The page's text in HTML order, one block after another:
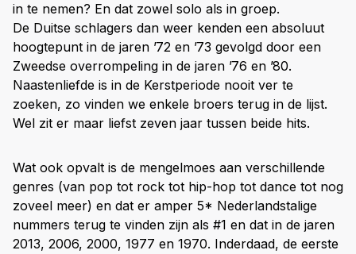
in te nemen? En dat zowel solo als in groep.
De Duitse schlagers dan weer kenden een absoluut
hoogtepunt in de jaren ’72 en ’73 gevolgd door een
Zweedse overrompeling in de jaren ’76 en ’80.
Naastenliefde is in de Kerstperiode nooit ver te
zoeken, zo vinden we enkele broers terug in de lijst.
Wel zit er maar liefst zeven jaar tussen beide hits.
Wat ook opvalt is de mengelmoes aan verschillende
genres (van pop tot rock tot hip-hop tot dance tot nog
zoveel meer) en dat er amper 5* Nederlandstalige
nummers terug te vinden zijn als #1 en dat in de jaren
2013, 2006, 2000, 1977 en 1970. Inderdaad, de eerste